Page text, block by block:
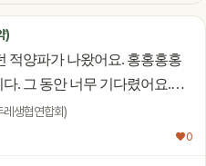
)
적양파가 나왔어요. 홍홍홍홍
. 그 동안 너무 기다렸어요.
농부님 농산물 광고 사진은
레생협연합회)
♥ 0